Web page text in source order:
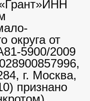
округа от
5900/2009
г. Москва,
признано